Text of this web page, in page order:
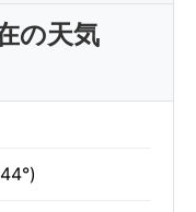
の天気